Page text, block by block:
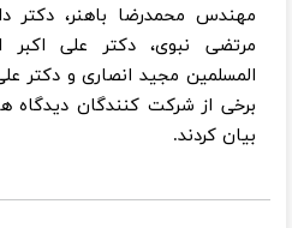
مهندس محمدرضا باهنر،
مرتضی نبوی، دکتر علی اکبر
المسلمین مجید انصاری و دکتر
برخی از شرکت کنندگان دیدگاه
بیان کردند.